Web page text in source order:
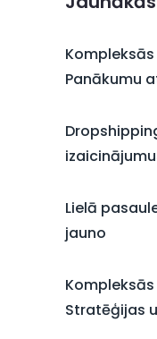
Panākumu
Lielā
jauno
Stratēģijas